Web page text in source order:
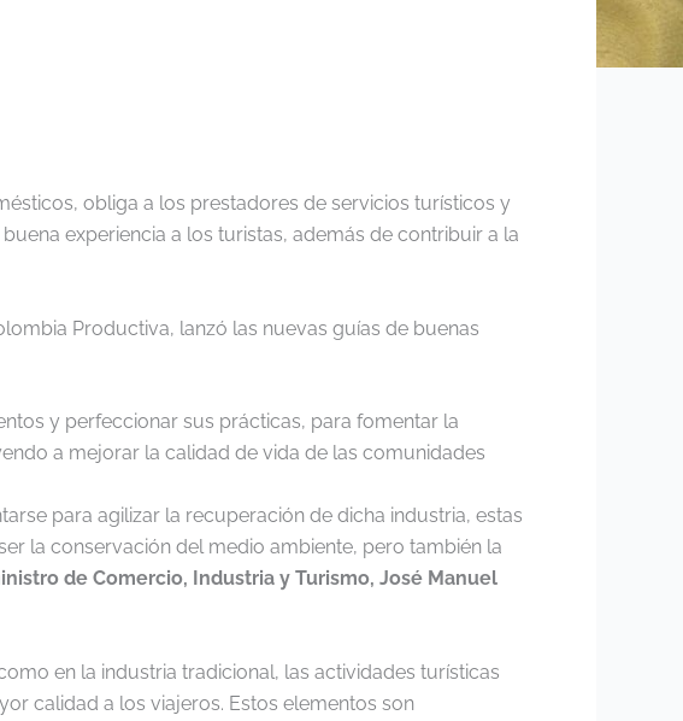
obliga a los prestadores de servicios turísticos y
experiencia a los turistas, además de contribuir a la
Productiva, lanzó las nuevas guías de buenas
y perfeccionar sus prácticas, para fomentar la
a mejorar la calidad de vida de las comunidades
para agilizar la recuperación de dicha industria, estas
la conservación del medio ambiente, pero también la
de Comercio, Industria y Turismo, José Manuel
en la industria tradicional, las actividades turísticas
calidad a los viajeros. Estos elementos son